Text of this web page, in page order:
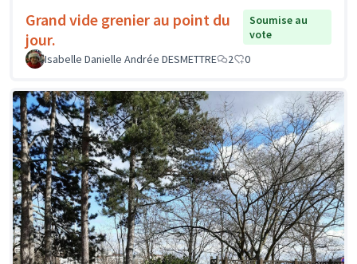
Grand vide grenier au point du
jour.
Soumise au
vote
Isabelle Danielle Andrée DESMETTRE
2 0